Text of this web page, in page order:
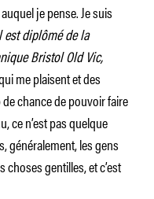
je pense. Je suis
diplômé de la
Bristol Old Vic,
me plaisent et des
de chance de pouvoir faire
ce n’est pas quelque
généralement, les gens
gentilles, et c’est